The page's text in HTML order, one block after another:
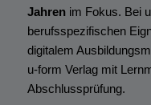
Jahrenim Fokus. Bei
berufsspezifischen
digitalem
u-form Verlag mit
Abschlussprüfung.